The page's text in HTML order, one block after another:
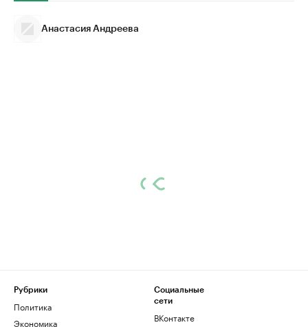
Анастасия Андреева
Рубрики
Политика
Экономика
Социальные
сети
ВКонтакте